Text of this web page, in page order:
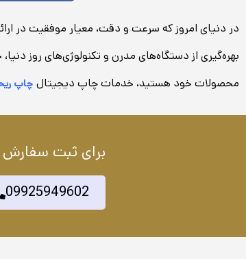
در دنیای امروز که سرعت و دقت، معیار موفقیت در
بهره‌گیری از دستگاه‌های مدرن و تکنولوژی‌های روز
محصولات خود هستید، خدمات چاپ دیجیتال چاپ
برای ثبت سفارش
09925949602